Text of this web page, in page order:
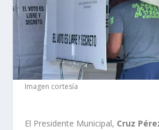
Imagen cortesía
El Presidente Municipal, Cruz